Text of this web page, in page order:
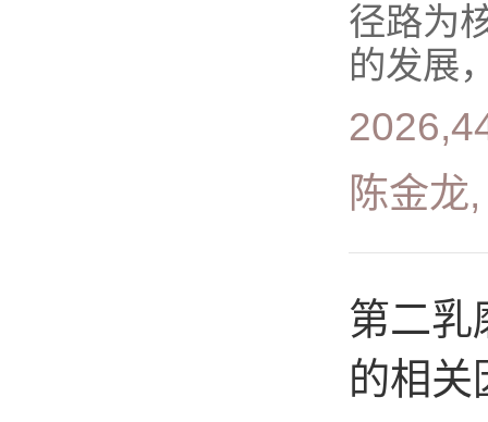
径路为
的发展
陈金龙
第二乳
的相关